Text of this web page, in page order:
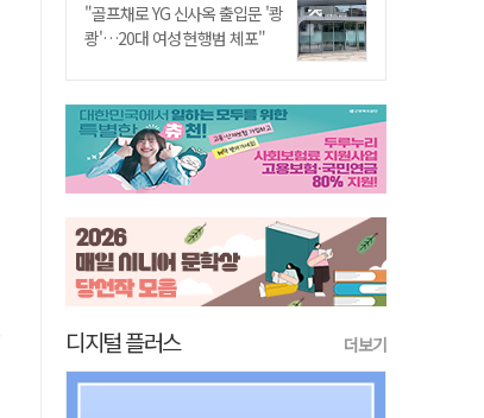
"골프채로 YG 신사옥 출입문 '쾅
쾅'…20대 여성 현행범 체포"
디지털 플러스 더보기